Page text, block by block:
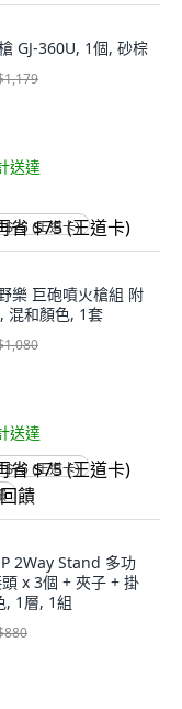
GJ-360U, 1個, 砂棕
送達
$75 (王道卡)
樂 巨砲噴火槍組 附
混和顏色, 1套
送達
$75 (王道卡)
2Way Stand 多功
x 3個 + 夾子 + 掛
, 1層, 1組